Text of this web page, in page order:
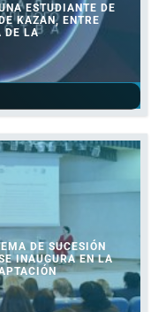
ESTUDIANTE DE
KAZAN, ENTRE
DE LA
DE SUCESIÓN
INAUGURA EN LA